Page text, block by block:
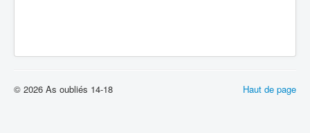
Haut de page
© 2026 As oubliés 14-18